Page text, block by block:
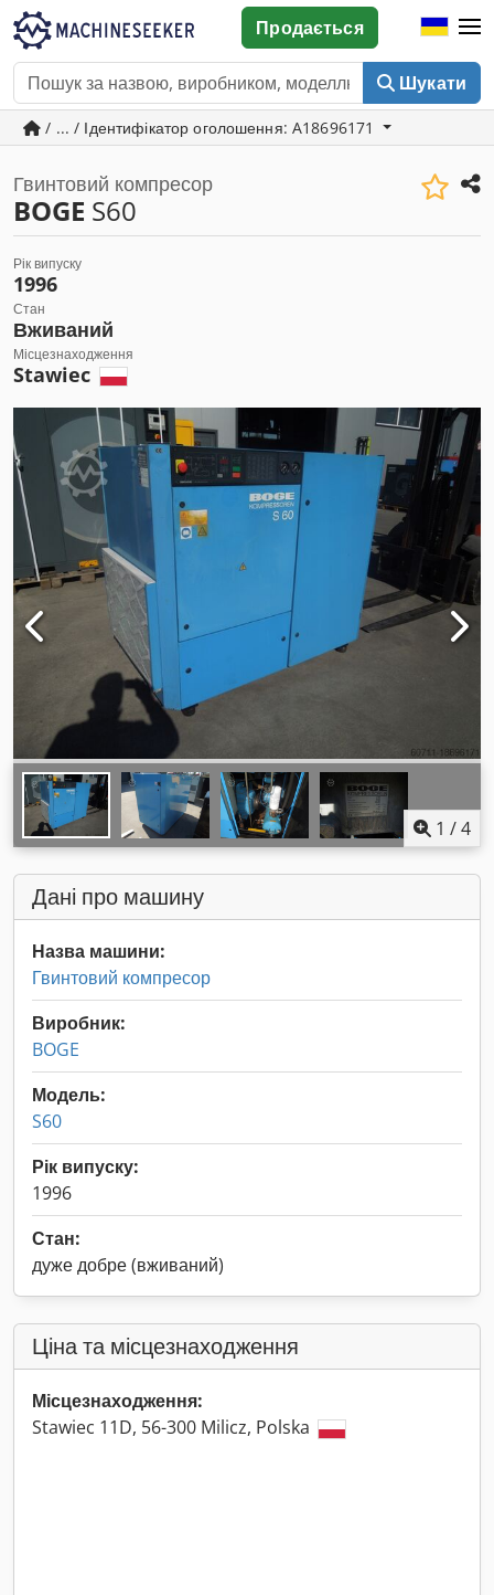
Шукати
Продається
/ ... / Ідентифікатор оголошення: A18696171
Гвинтовий компресор
BOGE S60
Рік випуску
1996
Стан
Вживаний
Місцезнаходження
Stawiec
1 /4
Дані про машину
Назва машини:
Гвинтовий компресор
Виробник:
BOGE
Модель:
S60
Рік випуску:
1996
Стан:
дуже добре (вживаний)
Ціна та місцезнаходження
Місцезнаходження:
Stawiec 11D, 56-300 Milicz, Polska